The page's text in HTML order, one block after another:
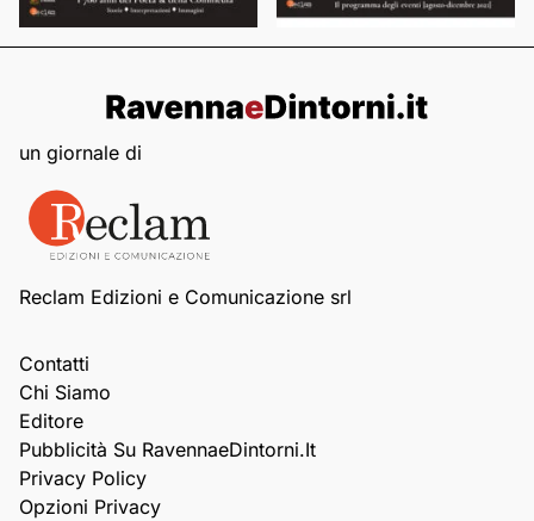
un giornale di
Reclam Edizioni e Comunicazione srl
Contatti
Chi Siamo
Editore
Pubblicità Su RavennaeDintorni.it
Privacy Policy
Opzioni Privacy